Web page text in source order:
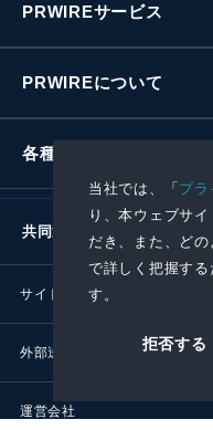
当社では、「プラ
り、本ウェブサ
だき、また、ど
で詳しく把握す
す。
拒否する
PRWIREサービス
PRWIREについて
各種お問い合わせ
共同通信社グループ
サイトポリシー
外部送信ポリシー
運営会社